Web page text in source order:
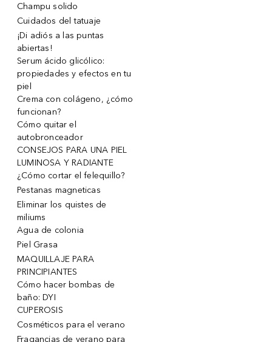
Champu solido
Cuidados del tatuaje
¡Di adiós a las puntas
abiertas!
Serum ácido glicólico:
propiedades y efectos en tu
piel
Crema con colágeno, ¿cómo
funcionan?
Cómo quitar el
autobronceador
CONSEJOS PARA UNA PIEL
LUMINOSA Y RADIANTE
¿Cómo cortar el felequillo?
Pestanas magneticas
Eliminar los quistes de
miliums
Agua de colonia
Piel Grasa
MAQUILLAJE PARA
PRINCIPIANTES
Cómo hacer bombas de
baño: DYI
CUPEROSIS
Cosméticos para el verano
Fragancias de verano para